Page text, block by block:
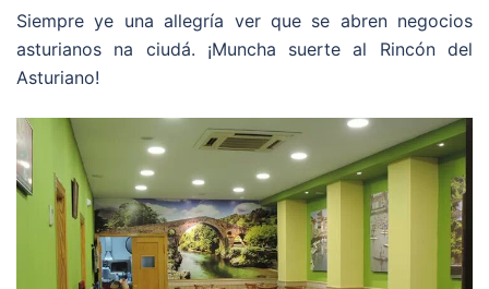
Siempre ye una allegría ver que se abren negocios
asturianos na ciudá. ¡Muncha suerte al Rincón del
Asturiano!